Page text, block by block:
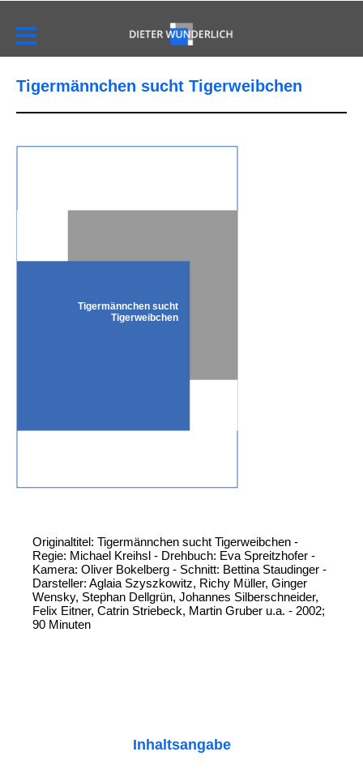
Tigermännchen sucht Tigerweibchen
Tigermännchen sucht
Tigerweibchen
Originaltitel: Tigermännchen sucht Tigerweibchen -
Regie: Michael Kreihsl - Drehbuch: Eva Spreitzhofer -
Kamera: Oliver Bokelberg - Schnitt: Bettina Staudinger -
Darsteller: Aglaia Szyszkowitz, Richy Müller, Ginger
Wensky, Stephan Dellgrün, Johannes Silberschneider,
Felix Eitner, Catrin Striebeck, Martin Gruber u.a. - 2002;
90 Minuten
Inhaltsangabe